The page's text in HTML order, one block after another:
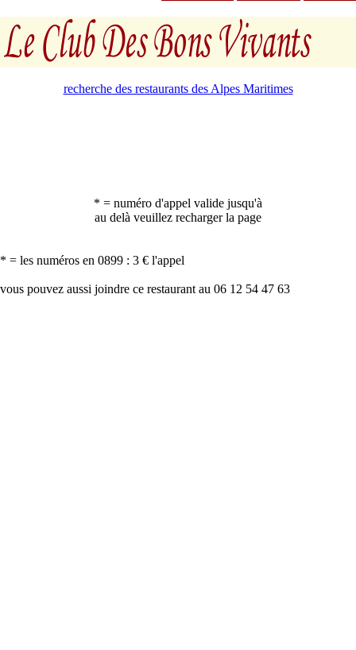
recherche des restaurants des Alpes Maritimes
* = numéro d'appel valide jusqu'à
au delà veuillez recharger la page
* = les numéros en 0899 : 3 € l'appel
vous pouvez aussi joindre ce restaurant au 06 12 54 47 63